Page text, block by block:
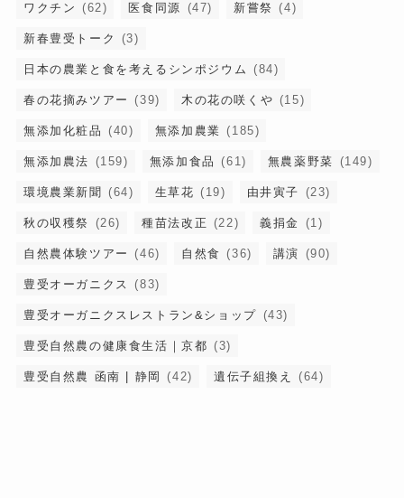
ワクチン (62) 医食同源 (47) 新嘗祭 (4)
新春豊受トーク (3)
日本の農業と食を考えるシンポジウム (84)
春の花摘みツアー (39) 木の花の咲くや (15)
無添加化粧品 (40) 無添加農業 (185)
無添加農法 (159) 無添加食品 (61) 無農薬野菜 (149)
環境農業新聞 (64) 生草花 (19) 由井寅子 (23)
秋の収穫祭 (26) 種苗法改正 (22) 義捐金 (1)
自然農体験ツアー (46) 自然食 (36) 講演 (90)
豊受オーガニクス (83)
豊受オーガニクスレストラン&ショップ (43)
豊受自然農の健康食生活｜京都 (3)
豊受自然農 函南 | 静岡 (42) 遺伝子組換え (64)